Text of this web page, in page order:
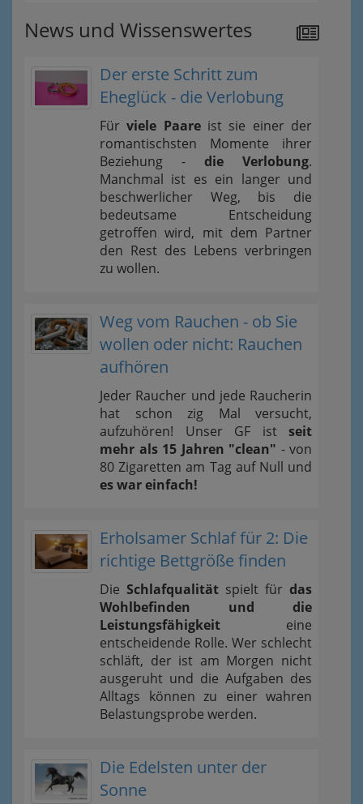
News und Wissenswertes
Der erste Schritt zum
Eheglück - die Verlobung
Fürviele Paareist sie einer der
romantischsten Momente ihrer
Beziehung - die Verlobung.
Manchmal ist es ein langer und
beschwerlicher Weg, bis die
bedeutsame Entscheidung
getroffen wird, mit dem Partner
den Rest des Lebens verbringen
zu wollen.
Weg vom Rauchen - ob Sie
wollen oder nicht: Rauchen
aufhören
Jeder Raucher und jede Raucherin
hat schon zig Mal versucht,
aufzuhören! Unser GF ist seit
mehr als 15 Jahren "clean" - von
80 Zigaretten am Tag auf Null und
es war einfach!
Erholsamer Schlaf für 2: Die
richtige Bettgröße finden
Die Schlafqualität spielt für das
Wohlbefinden und die
Leistungsfähigkeit eine
entscheidende Rolle. Wer schlecht
schläft, der ist am Morgen nicht
ausgeruht und die Aufgaben des
Alltags können zu einer wahren
Belastungsprobe werden.
Die Edelsten unter der
Sonne